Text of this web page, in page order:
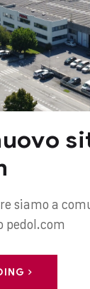
siamo a
pedol.com